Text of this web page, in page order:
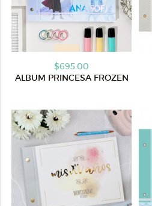
$695.00
ALBUM PRINCESA FROZEN